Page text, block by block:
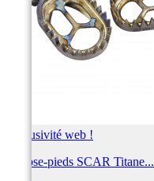
Exclusivité web !
Repose-pieds SCAR Titane...